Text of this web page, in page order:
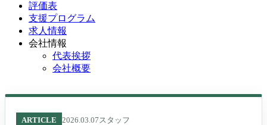
評価表
支援プログラム
求人情報
会社情報
代表挨拶
会社概要
ARTICLE 2026.03.07スタッフ